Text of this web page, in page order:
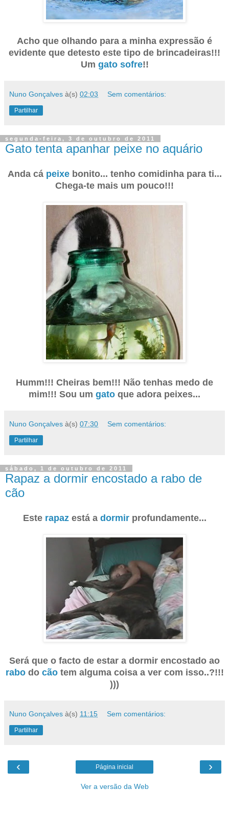
Acho que olhando para a minha expressão é
evidente que detesto este tipo de brincadeiras!!!
Um gato sofre!!
Nuno Gonçalves à(s) 02:03 Sem comentários:
Partilhar
segunda-feira, 3 de outubro de 2011
Gato tenta apanhar peixe no aquário
Anda cá peixebonito... tenho comidinha para ti...
Chega-te mais um pouco!!!
Humm!!! Cheiras bem!!! Não tenhas medo de
mim!!! Sou um gato que adora peixes...
Nuno Gonçalves à(s) 07:30 Sem comentários:
Partilhar
sábado, 1 de outubro de 2011
Rapaz a dormir encostado a rabo de
cão
Este rapazestá a dormirprofundamente...
Será que o facto de estar a dormir encostado ao
rabodo cãotem alguma coisa a ver com isso..?!!!
)))
Nuno Gonçalves à(s) 11:15 Sem comentários:
Partilhar
‹ ›
Página inicial
Ver a versão da Web